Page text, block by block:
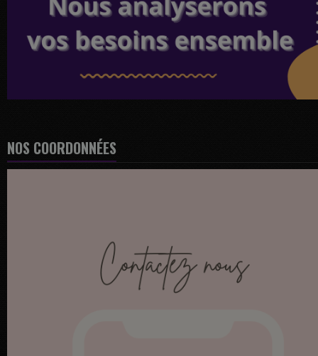
NOS COORDONNÉES